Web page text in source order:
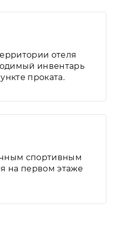
отеля
инвентарь
проката.
спортивным
на первом этаже